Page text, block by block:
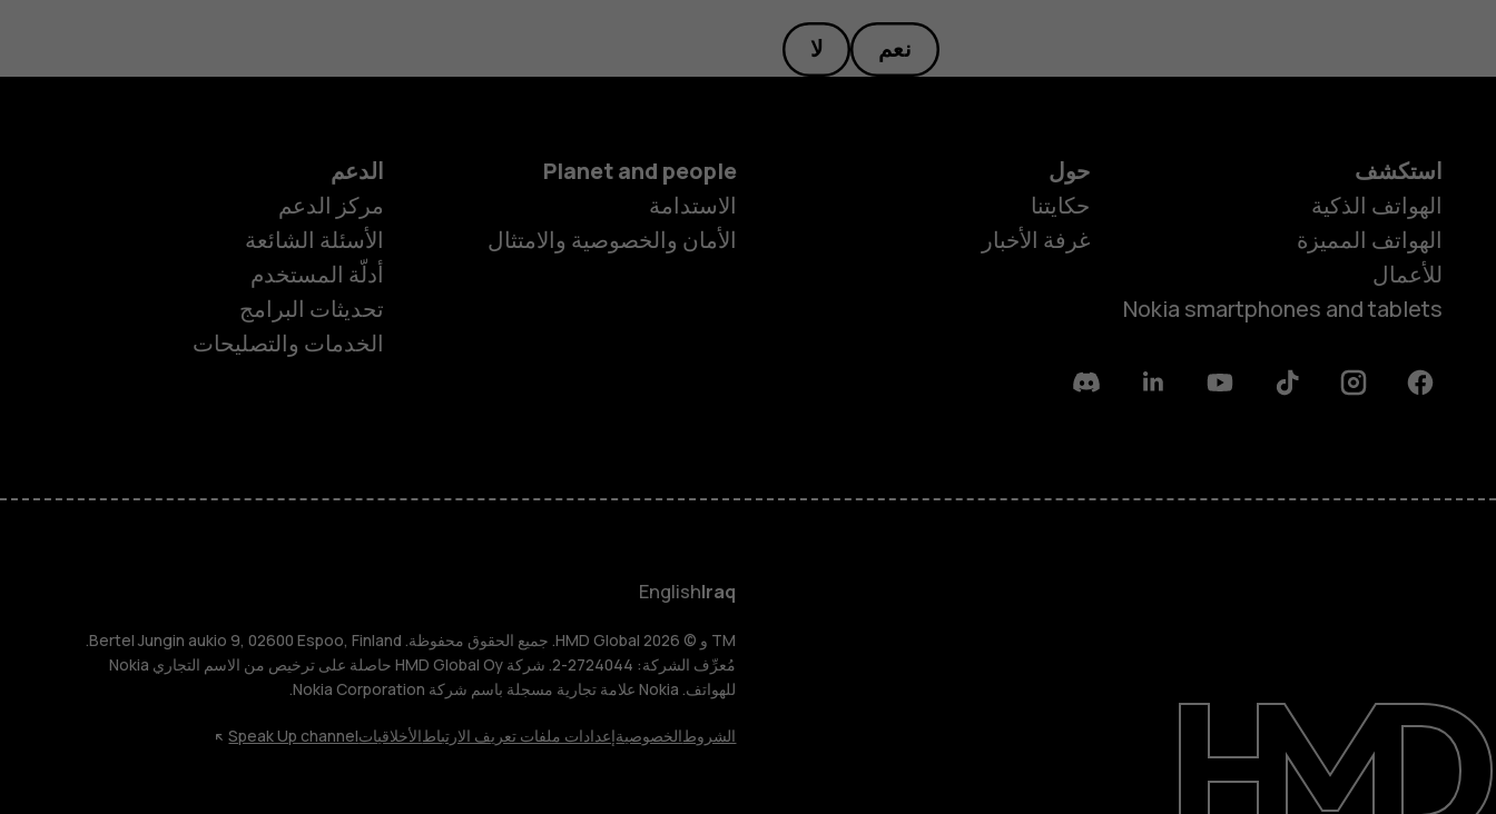
HMD Terra M
HMD DUB
HMD Watch
للأعمال
الدعم
English
نعم لا
استكشف
الهواتف الذكية
الهواتف المميزة
للأعمال
Nokia smartphones and tablets
حول
حكايتنا
غرفة الأخبار
Planet and people
الاستدامة
الأمان والخصوصية والامتثال
الدعم
مركز الدعم
الأسئلة الشائعة
أدلّة المستخدم
تحديثات البرامج
الخدمات والتصليحات
Facebook
Instagram
Tiktok
Youtube
Linkedin
Discord
Iraq
English
TM و © 2026 HMD Global. جميع الحقوق محفوظة. Bertel Jungin aukio 9, 02600 Espoo, Finland.
مُعرِّف الشركة: 2724044-2. شركة HMD Global Oy حاصلة على ترخيص من الاسم التجاري Nokia
للهواتف. Nokia علامة تجارية مسجلة باسم شركة Nokia Corporation.
الشروطالخصوصيةإعدادات ملفات تعريف الارتباطالأخلاقياتSpeak Up channel